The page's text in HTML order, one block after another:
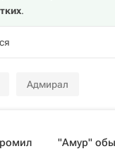
.
Адмирал
"Амур"